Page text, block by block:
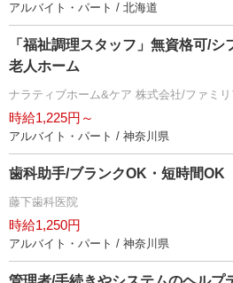
アルバイト・パート / 北海道
「福祉調理スタッフ」無資格可/
老人ホーム
ナラティブホーム&ケア 株式会社/ファミ
時給1,225円～
アルバイト・パート / 神奈川県
歯科助手/ブランクOK・短時間OK
藤下歯科医院
時給1,250円
アルバイト・パート / 神奈川県